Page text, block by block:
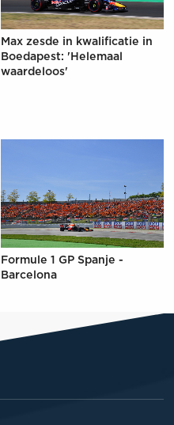
Max zesde in kwalificatie in
Boedapest: 'Helemaal
waardeloos'
Formule 1 GP Spanje -
Barcelona